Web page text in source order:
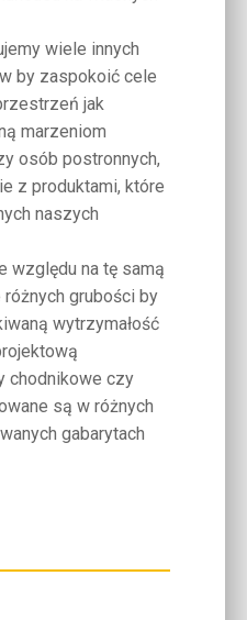
wiele innych
by zaspokoić cele
jak
marzeniom
osób postronnych,
z produktami, które
naszych
względu na tę samą
grubości by
wytrzymałość
chodnikowe czy
są w różnych
gabarytach